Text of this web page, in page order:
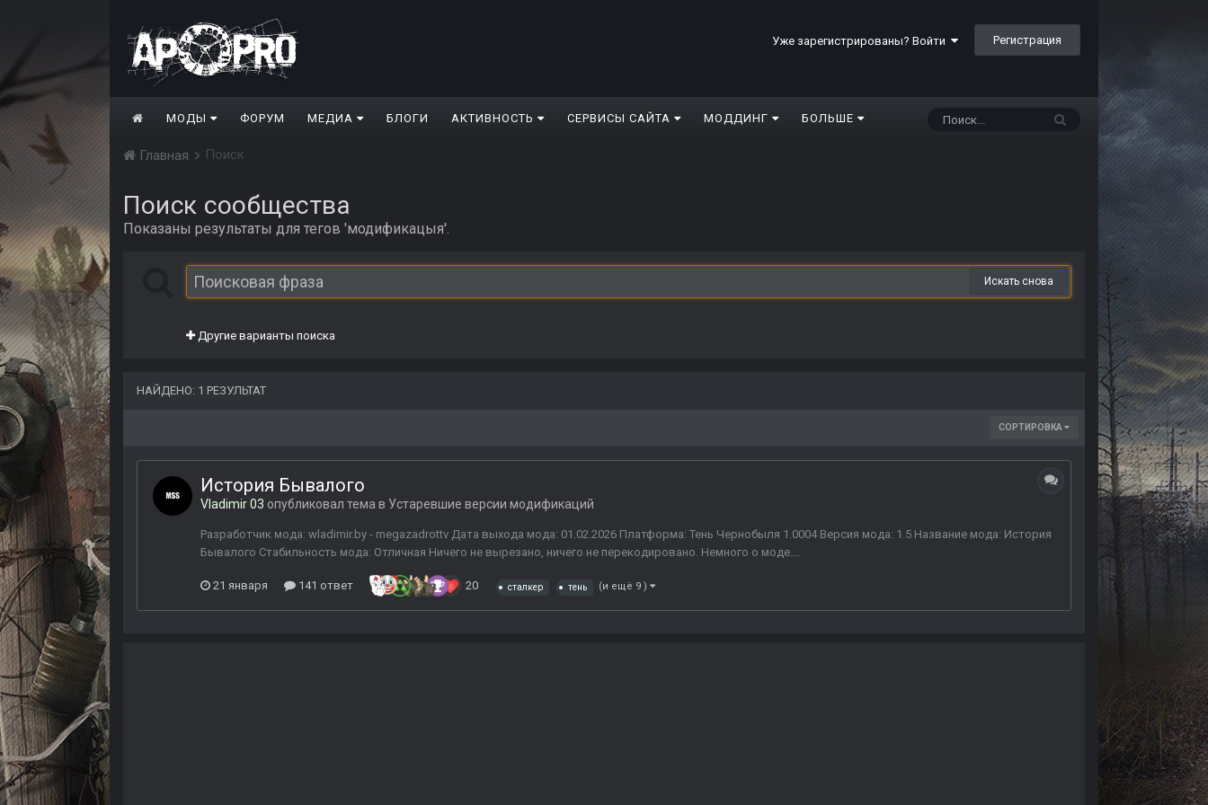
Уже зарегистрированы? Войти Регистрация
МОДЫ ФОРУМ МЕДИА БЛОГИ АКТИВНОСТЬ СЕРВИСЫ САЙТА МОДДИНГ БОЛЬШЕ
Главная Поиск
Поиск сообщества
Показаны результаты для тегов 'модификацыя'.
Искать снова
Другие варианты поиска
НАЙДЕНО: 1 РЕЗУЛЬТАТ
СОРТИРОВКА
История Бывалого
Vladimir 03 опубликовал тема в Устаревшие версии модификаций
Разработчик мода: wladimir.by - megazadrottv Дата выхода мода: 01.02.2026 Платформа: Тень Чернобыля 1.0004 Версия мода: 1.5 Название мода: История
Бывалого Стабильность мода: Отличная Ничего не вырезано, ничего не перекодировано. Немного о моде....
21 января 141 ответ 20 сталкер тень (и ещё 9 )